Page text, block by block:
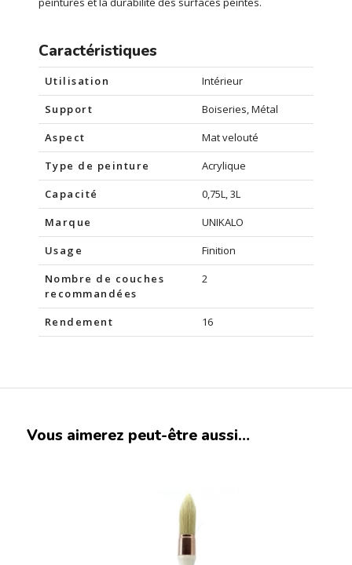
Caractéristiques
Utilisation
Intérieur
Support
Boiseries, Métal
Aspect
Mat velouté
Type de peinture
Acrylique
Capacité
0,75L, 3L
Marque
UNIKALO
Usage
Finition
Nombre de couches
recommandées
2
Rendement 16
Vous aimerez peut-être aussi…